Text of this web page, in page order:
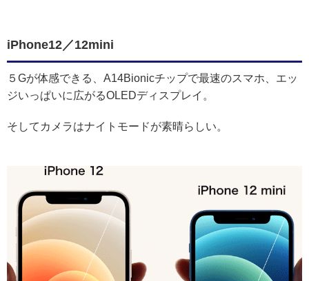
iPhone12／12mini
５Gが体感できる、A14Bionicチップで最速のスマホ、エッ
ジいっぱいに広がるOLEDディスプレイ。
そしてカメラはナイトモードが素晴らしい。